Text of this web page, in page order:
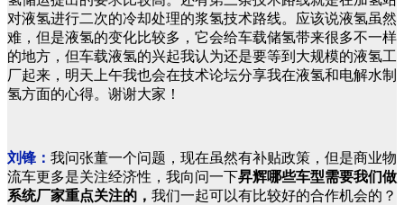
对液氢进行二次的冷却处理的浆氢技术路线。应该说液氢虽然
难，但是液氢的变化比较多，它会给车载储氢带来很多不一样
的地方，但车载液氢的兴起我认为还是要等到大规模的液氢工
厂起来，明天上午我也会在技术论坛分享我在液氢和电解水制
氢方面的心得。 谢谢大家！
刘锋： 我问张董一个问题，现在虽然有补贴政策，但是商业物
流车更多是关注经济性，我向问一下昇辉哪些车型需要我们做
系统厂家重点关注的， 我们一起可以有比较好的合作机会的？